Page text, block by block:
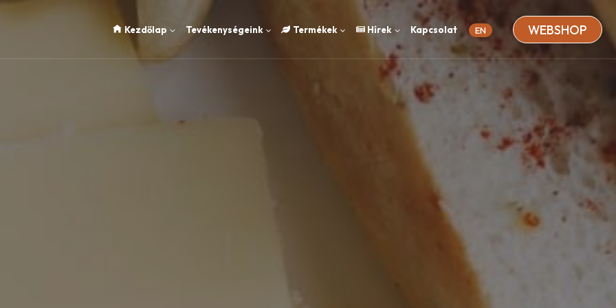
Kezdőlap Tevékenységeink Termékek Hírek Kapcsolat EN WEBSHOP